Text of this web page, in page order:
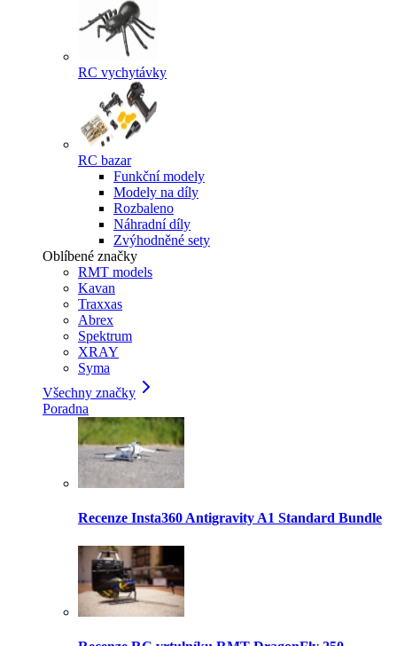
RC vychytávky
RC bazar
Funkční modely
Modely na díly
Rozbaleno
Náhradní díly
Zvýhodněné sety
Oblíbené značky
RMT models
Kavan
Traxxas
Abrex
Spektrum
XRAY
Syma
Všechny značky
Poradna
Recenze Insta360 Antigravity A1 Standard Bundle